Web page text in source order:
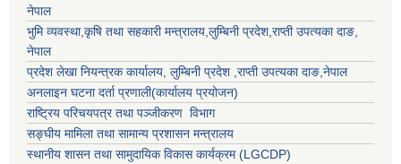
नेपाल
भुमि व्यवस्था,कृषि तथा सहकारी मन्त्रालय,लुम्बिनी प्रदेश,राप्ती उपत्यका दाङ,
नेपाल
प्रदेश लेखा नियन्त्रक कार्यालय, लुम्बिनी प्रदेश ,राप्ती उपत्यका दाङ,नेपाल
अनलाइन घटना दर्ता प्रणाली(कार्यालय प्रयोजन)
राष्ट्रिय परिचयपत्र तथा पञ्जीकरण विभाग
सङ्घीय मामिला तथा सामान्य प्रशासन मन्त्रालय
स्थानीय शासन तथा सामुदायिक विकास कार्यक्रम (LGCDP)